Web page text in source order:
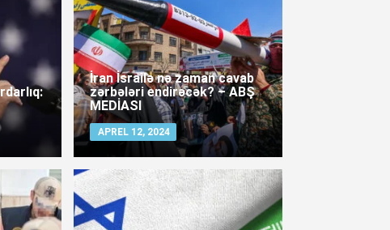
İran İsrailə nə zaman cavab
zərbələri endirəcək? – ABŞ
MEDİASI
APREL 12, 2024